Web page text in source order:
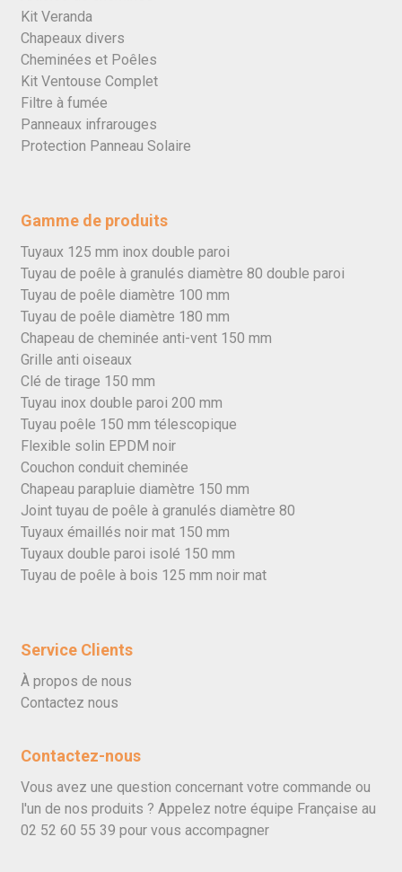
Kit Veranda
Chapeaux divers
Cheminées et Poêles
Kit Ventouse Complet
Filtre à fumée
Panneaux infrarouges
Protection Panneau Solaire
Gamme de produits
Tuyaux 125 mm inox double paroi
Tuyau de poêle à granulés diamètre 80 double paroi
Tuyau de poêle diamètre 100 mm
Tuyau de poêle diamètre 180 mm
Chapeau de cheminée anti-vent 150 mm
Grille anti oiseaux
Clé de tirage 150 mm
Tuyau inox double paroi 200 mm
Tuyau poêle 150 mm télescopique
Flexible solin EPDM noir
Couchon conduit cheminée
Chapeau parapluie diamètre 150 mm
Joint tuyau de poêle à granulés diamètre 80
Tuyaux émaillés noir mat 150 mm
Tuyaux double paroi isolé 150 mm
Tuyau de poêle à bois 125 mm noir mat
Service Clients
À propos de nous
Contactez nous
Contactez-nous
Vous avez une question concernant votre commande ou
l'un de nos produits ? Appelez notre équipe Française au
02 52 60 55 39 pour vous accompagner